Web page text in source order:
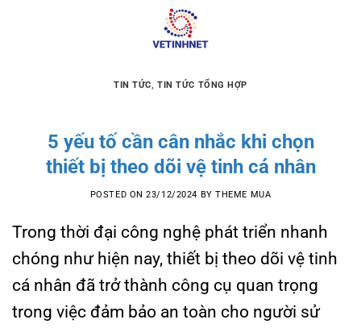
TIN TỨC,TIN TỨC TỔNG HỢP
5 yếu tố cần cân nhắc khi chọn
thiết bị theo dõi vệ tinh cá nhân
POSTED ON23/12/2024 BYTHEME MUA
Trong thời đại công nghệ phát triển nhanh
chóng như hiện nay, thiết bị theo dõi vệ tinh
cá nhân đã trở thành công cụ quan trọng
trong việc đảm bảo an toàn cho người sử